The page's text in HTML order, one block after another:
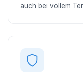
auch bei vollem